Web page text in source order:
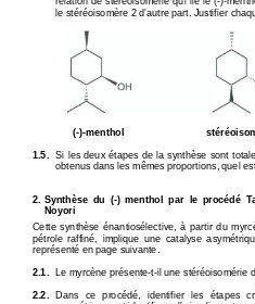
le stéréoisomère 2 d’autre part. Justifier
(-)-menthol
1.5. Si les deux étapes de la synthèse sont
obtenus dans les mêmes proportions, quel
2. Synthèse  du  (-)  menthol  par  le  procédé
Noyori
Cette  synthèse  énantiosélective,  à  partir  du
pétrole  raffiné,  implique  une  catalyse
représenté en page suivante.
2.1.
Le myrcène présente-t-il une stéréoisomérie
2.2.
Dans  ce  procédé,  identifier  les  étapes